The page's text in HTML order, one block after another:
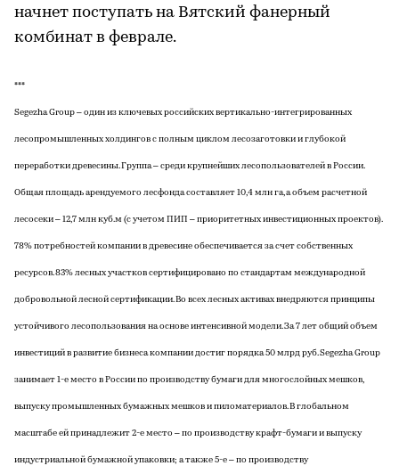
начнет поступать на Вятский фанерный
комбинат в феврале.
***
Segezha Group – один из ключевых российских вертикально-интегрированных
лесопромышленных холдингов с полным циклом лесозаготовки и глубокой
переработки древесины. Группа – среди крупнейших лесопользователей в России.
Общая площадь арендуемого лесфонда составляет 10,4 млн га, а объем расчетной
лесосеки – 12,7 млн куб.м (с учетом ПИП – приоритетных инвестиционных проектов).
78% потребностей компании в древесине обеспечивается за счет собственных
ресурсов. 83% лесных участков сертифицировано по стандартам международной
добровольной лесной сертификации. Во всех лесных активах внедряются принципы
устойчивого лесопользования на основе интенсивной модели. За 7 лет общий объем
инвестиций в развитие бизнеса компании достиг порядка 50 млрд руб. Segezha Group
занимает 1-е место в России по производству бумаги для многослойных мешков,
выпуску промышленных бумажных мешков и пиломатериалов. В глобальном
масштабе ей принадлежит 2-е место – по производству крафт-бумаги и выпуску
индустриальной бумажной упаковки; а также 5-е – по производству